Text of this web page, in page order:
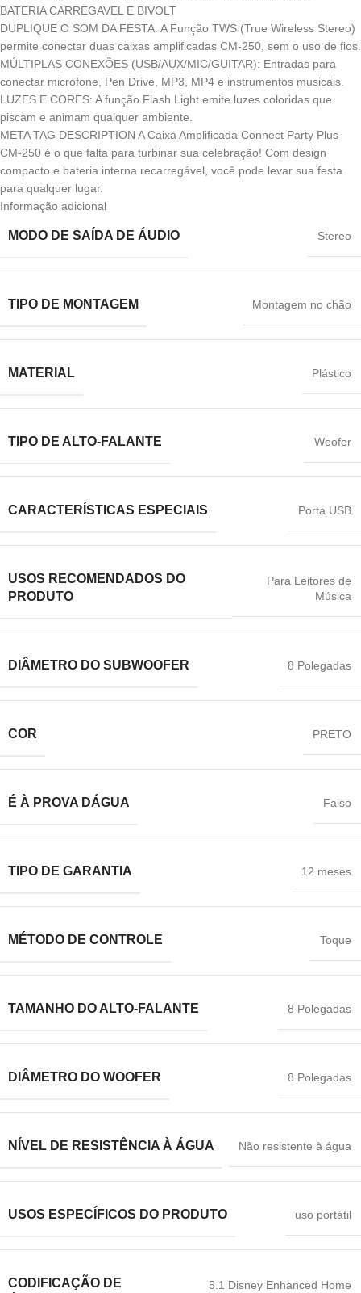
BATERIA CARREGAVEL E BIVOLT
DUPLIQUE O SOM DA FESTA: A Função TWS (True Wireless Stereo)
permite conectar duas caixas amplificadas CM-250, sem o uso de fios.
MÚLTIPLAS CONEXÕES (USB/AUX/MIC/GUITAR): Entradas para
conectar microfone, Pen Drive, MP3, MP4 e instrumentos musicais.
LUZES E CORES: A função Flash Light emite luzes coloridas que
piscam e animam qualquer ambiente.
META TAG DESCRIPTION A Caixa Amplificada Connect Party Plus
CM-250 é o que falta para turbinar sua celebração! Com design
compacto e bateria interna recarregável, você pode levar sua festa
para qualquer lugar.
Informação adicional
MODO DE SAÍDA DE ÁUDIO Stereo
TIPO DE MONTAGEM Montagem no chão
MATERIAL ‎Plástico
TIPO DE ALTO-FALANTE Woofer
CARACTERÍSTICAS ESPECIAIS Porta USB
USOS RECOMENDADOS DO
PRODUTO
Para Leitores de
Música
DIÂMETRO DO SUBWOOFER 8 Polegadas
COR ‎PRETO
É À PROVA DÁGUA Falso
TIPO DE GARANTIA 12 meses
MÉTODO DE CONTROLE Toque
TAMANHO DO ALTO-FALANTE 8 Polegadas
DIÂMETRO DO WOOFER 8 Polegadas
NÍVEL DE RESISTÊNCIA À ÁGUA Não resistente à água
USOS ESPECÍFICOS DO PRODUTO uso portátil
CODIFICAÇÃO DE 5.1 Disney Enhanced Home